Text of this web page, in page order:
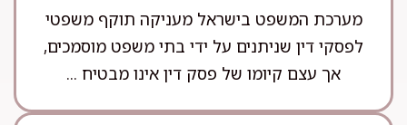
מערכת המשפט בישראל מעניקה תוקף משפטי
לפסקי דין שניתנים על ידי בתי משפט מוסמכים,
אך עצם קיומו של פסק דין אינו מבטיח ...